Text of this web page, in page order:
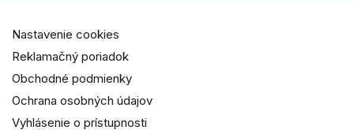
Nastavenie cookies
Reklamačný poriadok
Obchodné podmienky
Ochrana osobných údajov
Vyhlásenie o prístupnosti